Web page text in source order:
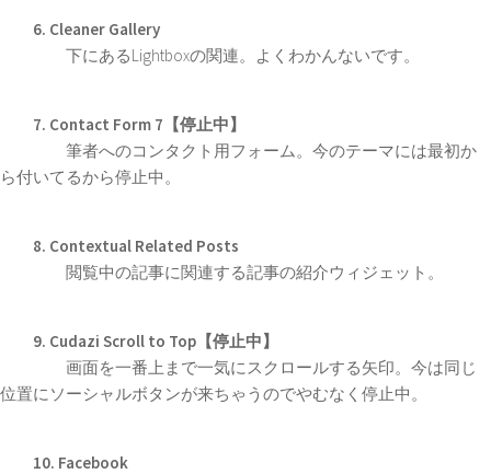
6. Cleaner Gallery
下にあるLightboxの関連。よくわかんないです。
7. Contact Form 7【停止中】
筆者へのコンタクト用フォーム。今のテーマには最初か
ら付いてるから停止中。
8. Contextual Related Posts
閲覧中の記事に関連する記事の紹介ウィジェット。
9. Cudazi Scroll to Top【停止中】
画面を一番上まで一気にスクロールする矢印。今は同じ
位置にソーシャルボタンが来ちゃうのでやむなく停止中。
10. Facebook